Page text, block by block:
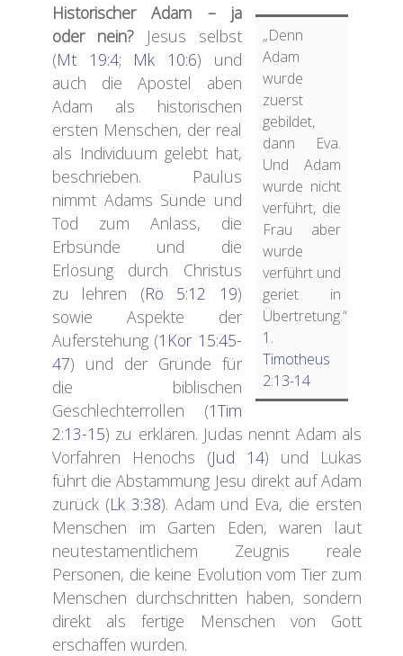
„Denn
Adam
wurde
zuerst
gebildet,
dann Eva.
Und Adam
wurde nicht
verführt, die
Frau aber
wurde
verführt und
geriet in
Übertretung.“
1.
Timotheus
2:13-14
Historischer Adam – ja
oder nein? Jesus selbst
(Mt 19:4; Mk 10:6) und
auch die Apostel aben
Adam als historischen
ersten Menschen, der real
als Individuum gelebt hat,
beschrieben. Paulus
nimmt Adams Sünde und
Tod zum Anlass, die
Erbsünde und die
Erlösung durch Christus
zu lehren (Rö 5:12 19)
sowie Aspekte der
Auferstehung (1Kor 15:45-
47) und der Gründe für
die biblischen
Geschlechterrollen (1Tim
2:13-15) zu erklären. Judas nennt Adam als
Vorfahren Henochs (Jud 14) und Lukas
führt die Abstammung Jesu direkt auf Adam
zurück (Lk 3:38). Adam und Eva, die ersten
Menschen im Garten Eden, waren laut
neutestamentlichem Zeugnis reale
Personen, die keine Evolution vom Tier zum
Menschen durchschritten haben, sondern
direkt als fertige Menschen von Gott
erschaffen wurden.